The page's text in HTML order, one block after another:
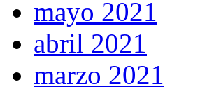
mayo 2021
abril 2021
marzo 2021